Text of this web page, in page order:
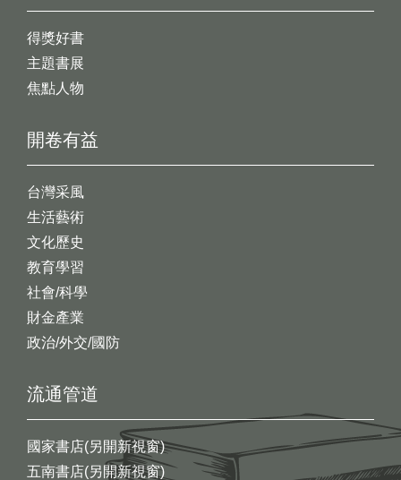
開卷有益
台灣采風
生活藝術
文化歷史
教育學習
社會/科學
財金產業
政治/外交/國防
得獎好書
主題書展
焦點人物
流通管道
國家書店(另開新視窗)
五南書店(另開新視窗)